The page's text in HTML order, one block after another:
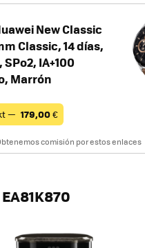
New Classic
Classic, 14 días,
IA+100
Marrón
— 179,00€
comisión por estos enlaces